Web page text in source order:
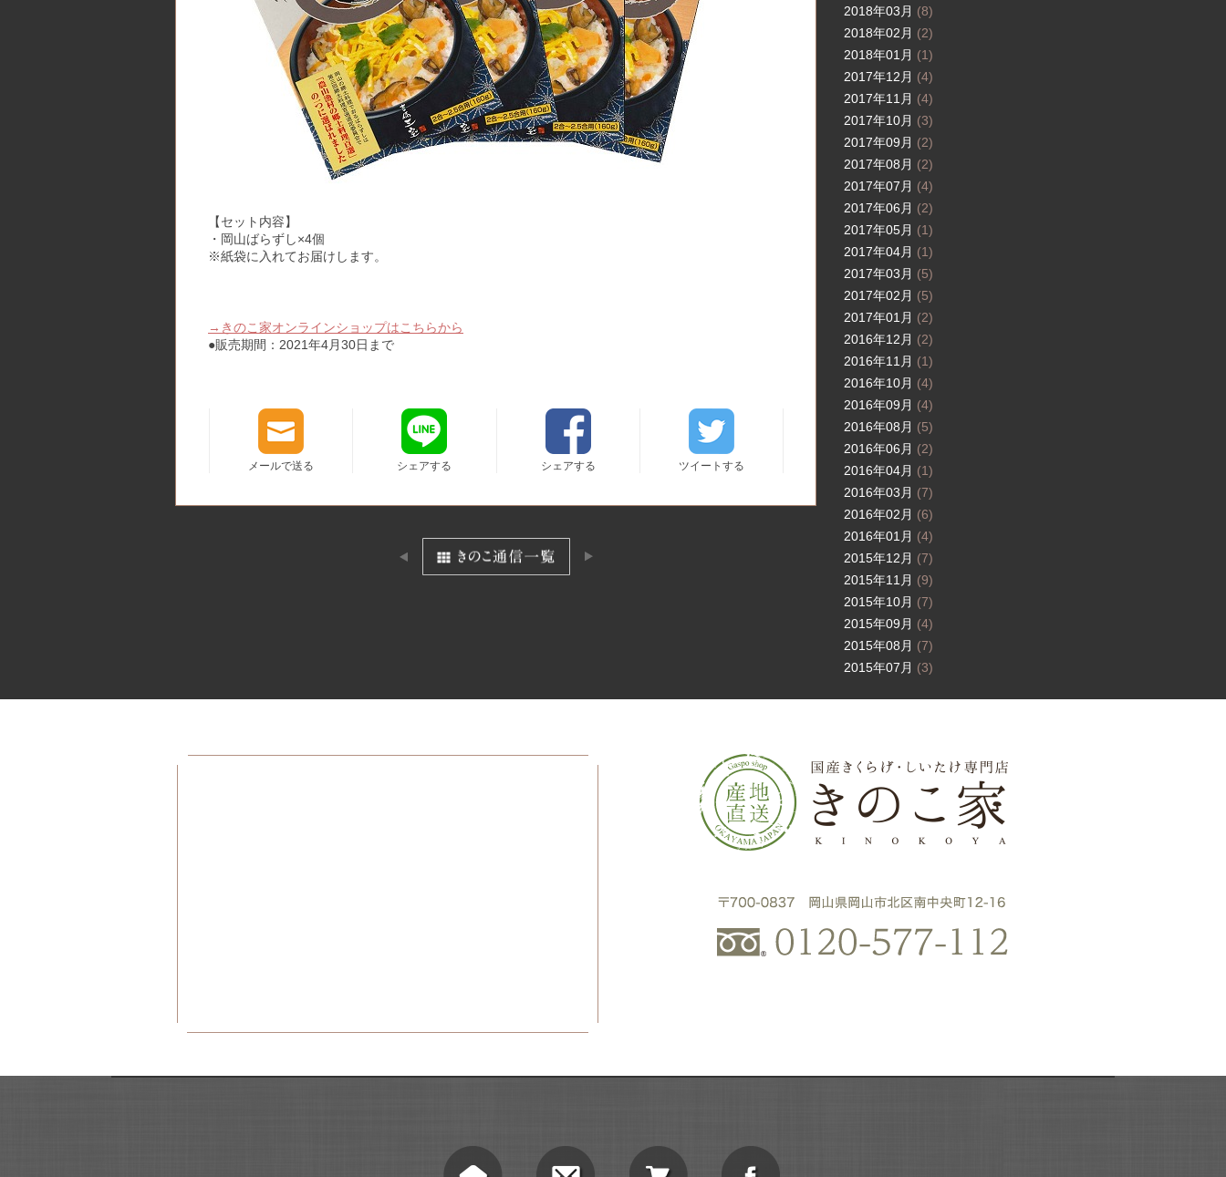
【セット内容】
・岡山ばらずし×4個
※紙袋に入れてお届けします。
→きのこ家オンラインショップはこちらから
●販売期間：2021年4月30日まで
メールで送る シェアする シェアする ツイートする
2018年03月 (8)
2018年02月 (2)
2018年01月 (1)
2017年12月 (4)
2017年11月 (4)
2017年10月 (3)
2017年09月 (2)
2017年08月 (2)
2017年07月 (4)
2017年06月 (2)
2017年05月 (1)
2017年04月 (1)
2017年03月 (5)
2017年02月 (5)
2017年01月 (2)
2016年12月 (2)
2016年11月 (1)
2016年10月 (4)
2016年09月 (4)
2016年08月 (5)
2016年06月 (2)
2016年04月 (1)
2016年03月 (7)
2016年02月 (6)
2016年01月 (4)
2015年12月 (7)
2015年11月 (9)
2015年10月 (7)
2015年09月 (4)
2015年08月 (7)
2015年07月 (3)